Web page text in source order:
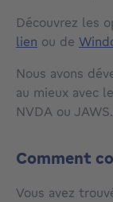
Découvrez les
lien ou de
Nous avons
au mieux avec
NVDA ou JAWS.
Comment
Vous avez